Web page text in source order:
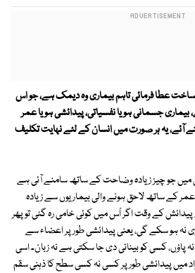
عطا فرمائی تاہم بیماری وہ دیمک ہے، جو اس
جسمانی ہو یا نفسیاتی، پیدائشی ہو یا عمر
آئے، یہ ہر صورت میں انسان کے لئے نہایت تکلیف
جو چیز زیادہ وضاحت کے ساتھ سامنے آئی ہے
کے ساتھ لاحق ہونے والی بیماریوں سے زیادہ
کے وقت اگر اْس میں کوئی خامی رہ گئی تو پھر
نہ ہو سکے گی، یعنی پیدائشی طور پر اعضاء سے
پاؤں، کسی کو بینائی دی جا سکتی ہے نہ زبان۔ اسی
پیدائشی طور پر کسی نہ کسی سطح کا ذہنی سقم